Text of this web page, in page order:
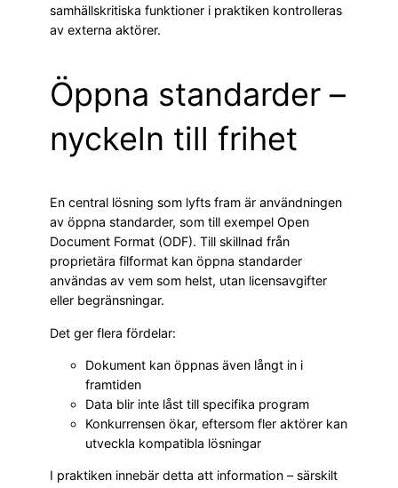
samhällskritiska funktioner i praktiken kontrolleras
av externa aktörer.
Öppna standarder –
nyckeln till frihet
En central lösning som lyfts fram är användningen
av öppna standarder, som till exempel Open
Document Format (ODF). Till skillnad från
proprietära filformat kan öppna standarder
användas av vem som helst, utan licensavgifter
eller begränsningar.
Det ger flera fördelar:
Dokument kan öppnas även långt in i
framtiden
Data blir inte låst till specifika program
Konkurrensen ökar, eftersom fler aktörer kan
utveckla kompatibla lösningar
I praktiken innebär detta att information – särskilt